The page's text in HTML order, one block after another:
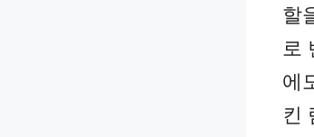
할
로
에
킨